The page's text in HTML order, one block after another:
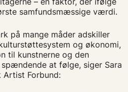
samfundsmæssige værdi.
på mange måder adskiller
og økonomi,
til kunstnerne og den
at følge, siger Sara
Artist Forbund: